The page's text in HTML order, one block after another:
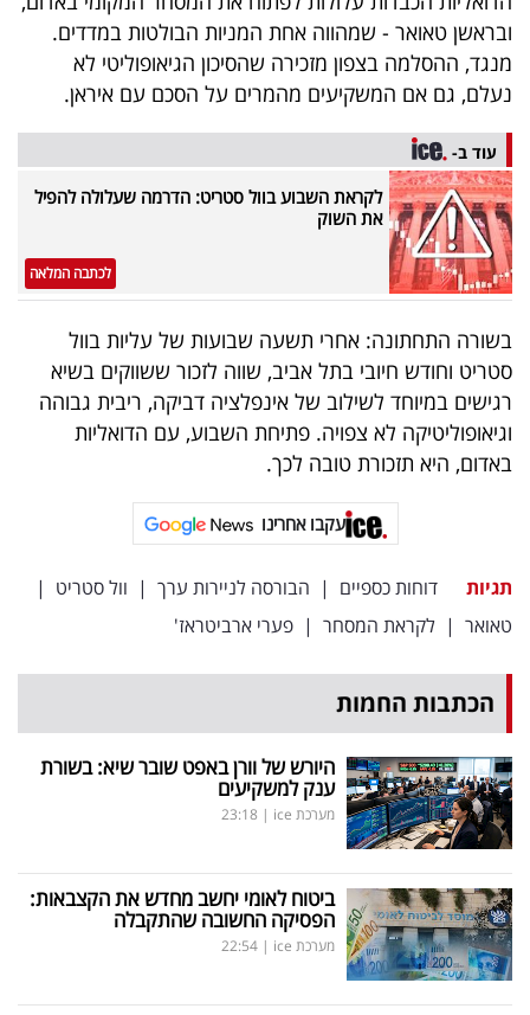
ובראשן טאואר - שמהווה אחת המניות הבולטות במדדים.
מנגד, ההסלמה בצפון מזכירה שהסיכון הגיאופוליטי לא
נעלם, גם אם המשקיעים מהמרים על הסכם עם איראן.
עוד ב-
לקראת השבוע בוול סטריט: הדרמה שעלולה להפיל
את השוק
לכתבה המלאה
בשורה התחתונה: אחרי תשעה שבועות של עליות בוול
סטריט וחודש חיובי בתל אביב, שווה לזכור ששווקים בשיא
רגישים במיוחד לשילוב של אינפלציה דביקה, ריבית גבוהה
וגיאופוליטיקה לא צפויה. פתיחת השבוע, עם הדואליות
באדום, היא תזכורת טובה לכך.
עקבו אחרינו
תגיות דוחות כספיים | הבורסה לניירות ערך | וול סטריט |
טאואר | לקראת המסחר | פערי ארביטראז'
הכתבות החמות
היורש של וורן באפט שובר שיא: בשורת
ענק למשקיעים
מערכת ice |
23:18
ביטוח לאומי יחשב מחדש את הקצבאות:
הפסיקה החשובה שהתקבלה
מערכת ice |
22:54